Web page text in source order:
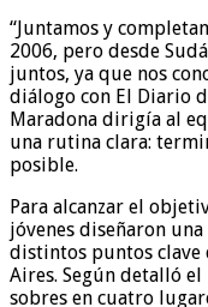
“Juntamos y
2006, pero desde
juntos, ya que nos
diálogo con El Diario
Maradona dirigía al
una rutina clara:
posible.
Para alcanzar el
jóvenes diseñaron
distintos puntos clave
Aires. Según detalló
sobres en cuatro